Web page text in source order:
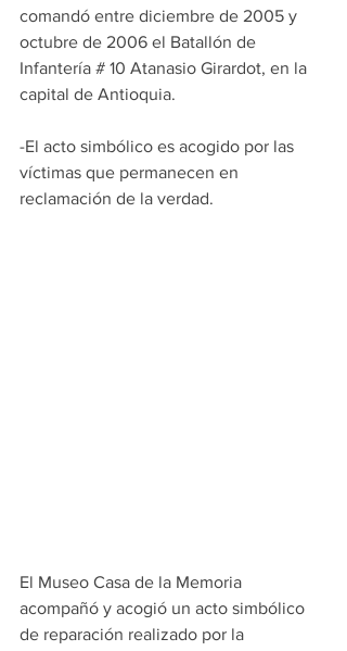
comandó entre diciembre de 2005 y
octubre de 2006 el Batallón de
Infantería # 10 Atanasio Girardot, en la
capital de Antioquia.
-El acto simbólico es acogido por las
víctimas que permanecen en
reclamación de la verdad.
El Museo Casa de la Memoria
acompañó y acogió un acto simbólico
de reparación realizado por la